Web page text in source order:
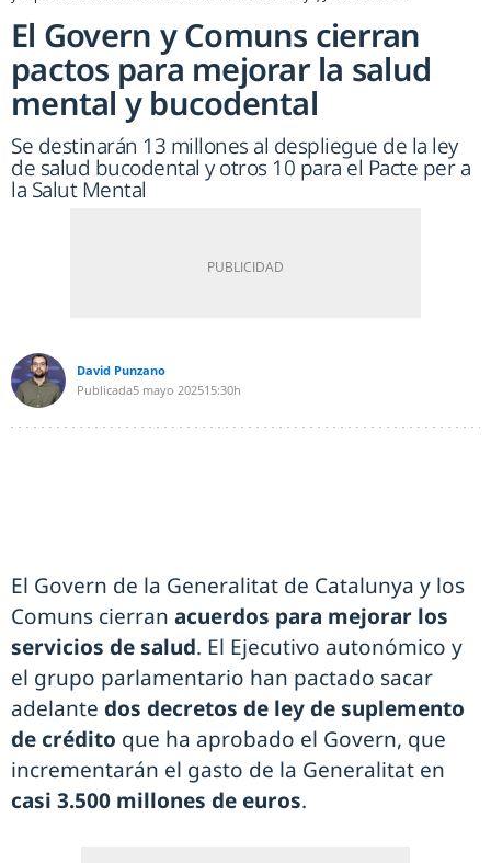
El Govern y Comuns cierran
pactos para mejorar la salud
mental y bucodental
Se destinarán 13 millones al despliegue de la ley
de salud bucodental y otros 10 para el Pacte per a
la Salut Mental
David Punzano
Publicada5 mayo 202515:30h
El Govern de la Generalitat de Catalunya y los
Comuns cierran acuerdos para mejorar los
servicios de salud. El Ejecutivo autonómico y
el grupo parlamentario han pactado sacar
adelante dos decretos de ley de suplemento
de crédito que ha aprobado el Govern, que
incrementarán el gasto de la Generalitat en
casi 3.500 millones de euros.